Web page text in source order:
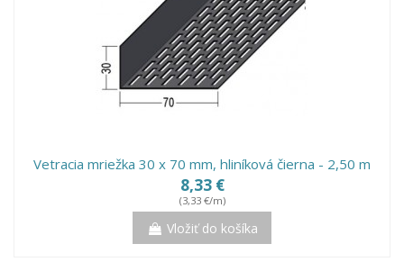
Vetracia mriežka 30 x 70 mm, hliníková čierna - 2,50 m
8,33 €
(3,33 €/m)
Vložiť do košíka